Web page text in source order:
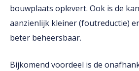
bouwplaats oplevert. Ook is de
aanzienlijk kleiner (foutreductie)
beter beheersbaar.
Bijkomend voordeel is de